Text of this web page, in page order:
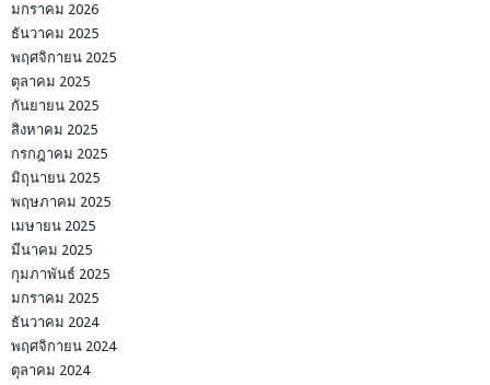
มกราคม 2026
ธันวาคม 2025
พฤศจิกายน 2025
ตุลาคม 2025
กันยายน 2025
สิงหาคม 2025
กรกฎาคม 2025
มิถุนายน 2025
พฤษภาคม 2025
เมษายน 2025
มีนาคม 2025
กุมภาพันธ์ 2025
มกราคม 2025
ธันวาคม 2024
พฤศจิกายน 2024
ตุลาคม 2024